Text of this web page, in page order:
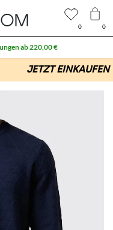
0 0
ab 220,00 €